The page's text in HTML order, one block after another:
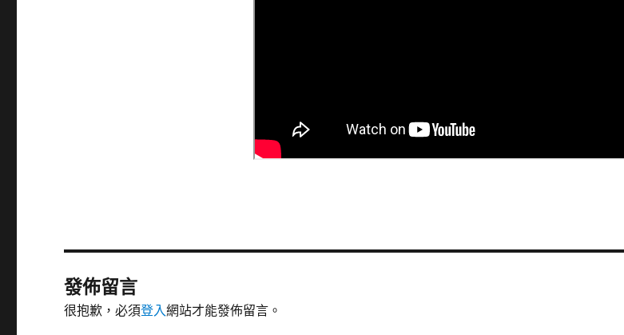
發佈留言
很抱歉，必須登入網站才能發佈留言。